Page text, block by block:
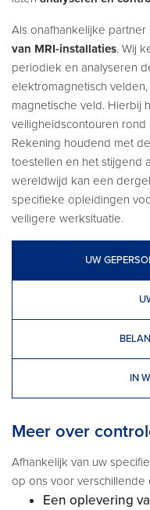
Als onafhankelijke
van MRI-installaties. Wij
periodiek en analyseren
elektromagnetisch
magnetische veld. Hierbij
veiligheidscontouren rond
Rekening houdend met
toestellen en het stijgend
wereldwijd kan een
specifieke opleidingen
veiligere werksituatie.
UW
IN
Meer over
Afhankelijk van uw
op ons voor verschillende
Een oplevering